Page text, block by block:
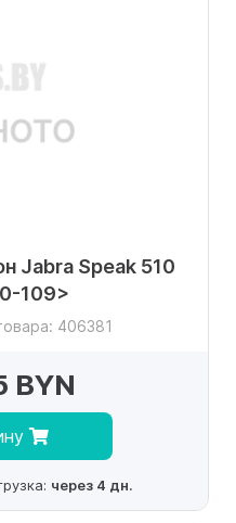
Jabra Speak 510
109>
406381
BYN
через 4 дн.